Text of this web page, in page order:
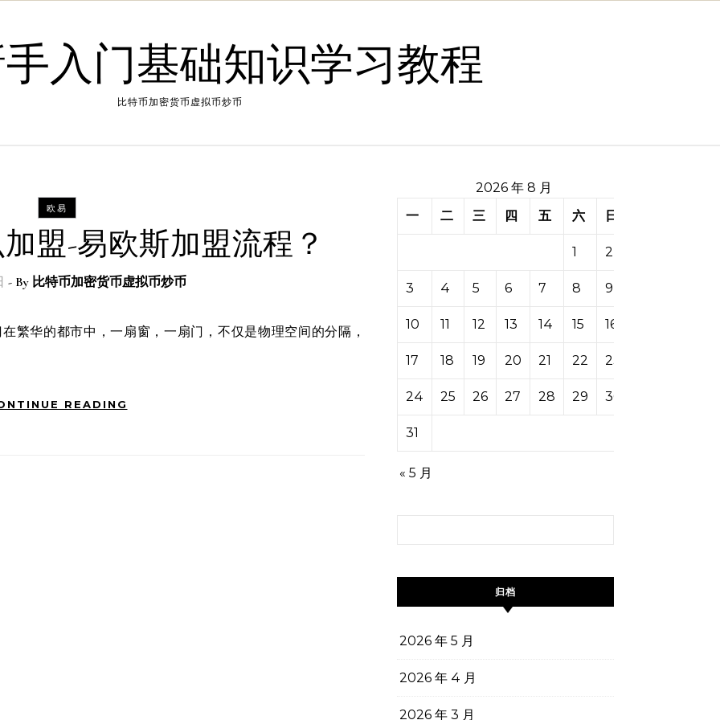
入门基础知识学习教程
比特币加密货币虚拟币炒币
欧易
盟-易欧斯加盟流程？
- By 比特币加密货币虚拟币炒币
READING
2026 年 8 月
一
二 三 四 五 六 日
1 2
3 4 5 6 7 8 9
10 11 12 13 14 15 16
17 18 19 20 21 22 23
24 25 26 27 28 29 30
31
« 5 月
归档
2026 年 5 月
2026 年 4 月
2026 年 3 月